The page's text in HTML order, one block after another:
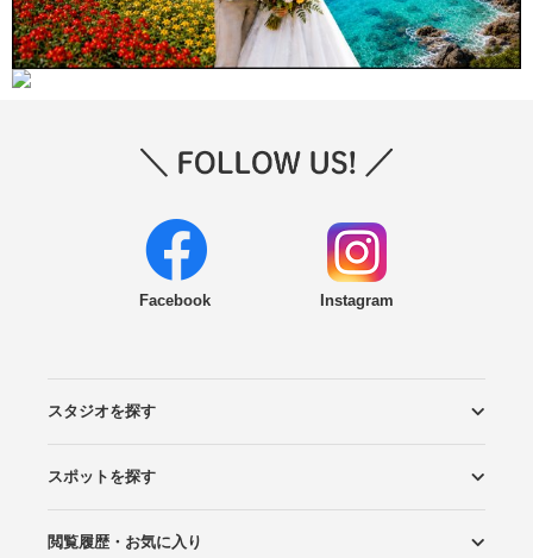
Facebook Instagram
スタジオを探す
エリアから探す
こだわりから探す
NEW PHOTO STYLE
プランから探す
フォトタイプ診断
フォトグラファーから探す
国内リゾートから探す
スポットを探す
ロケーションから探す
スタジオから探す
閲覧履歴・お気に入り